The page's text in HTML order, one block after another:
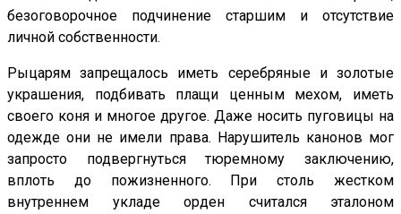
безоговорочное подчинение старшим и отсутствие
личной собственности.
Рыцарям запрещалось иметь серебряные и золотые
украшения, подбивать плащи ценным мехом, иметь
своего коня и многое другое. Даже носить пуговицы на
одежде они не имели права. Нарушитель канонов мог
запросто подвергнуться тюремному заключению,
вплоть до пожизненного. При столь жестком
внутреннем укладе орден считался эталоном